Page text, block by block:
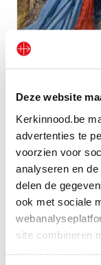
Deze website
Kerkinnood.be
advertenties te
voorzien voor
analyseren en
delen de
ook met sociale
site combineren